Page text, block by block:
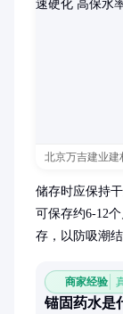
北京万吉建业建
储存时应保持
可保存约6-12
存，以防吸潮结
商家经验
锚固药水是